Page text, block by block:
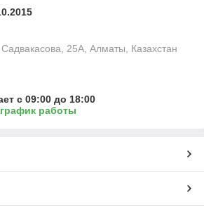
25А, Алматы, Казахстан
с 09:00 до 18:00
работы